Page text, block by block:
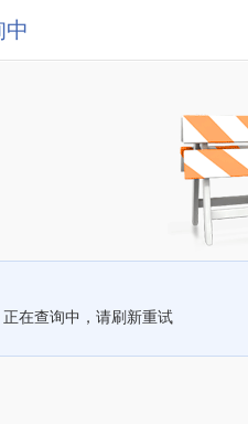
中
正在查询中，请刷新重试